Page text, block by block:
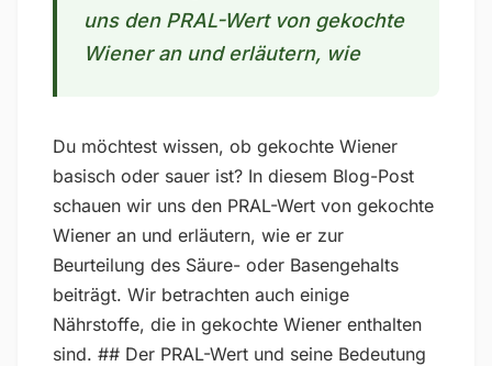
uns den PRAL-Wert von gekochte
Wiener an und erläutern, wie
Du möchtest wissen, ob gekochte Wiener
basisch oder sauer ist? In diesem Blog-Post
schauen wir uns den PRAL-Wert von gekochte
Wiener an und erläutern, wie er zur
Beurteilung des Säure- oder Basengehalts
beiträgt. Wir betrachten auch einige
Nährstoffe, die in gekochte Wiener enthalten
sind. ## Der PRAL-Wert und seine Bedeutung